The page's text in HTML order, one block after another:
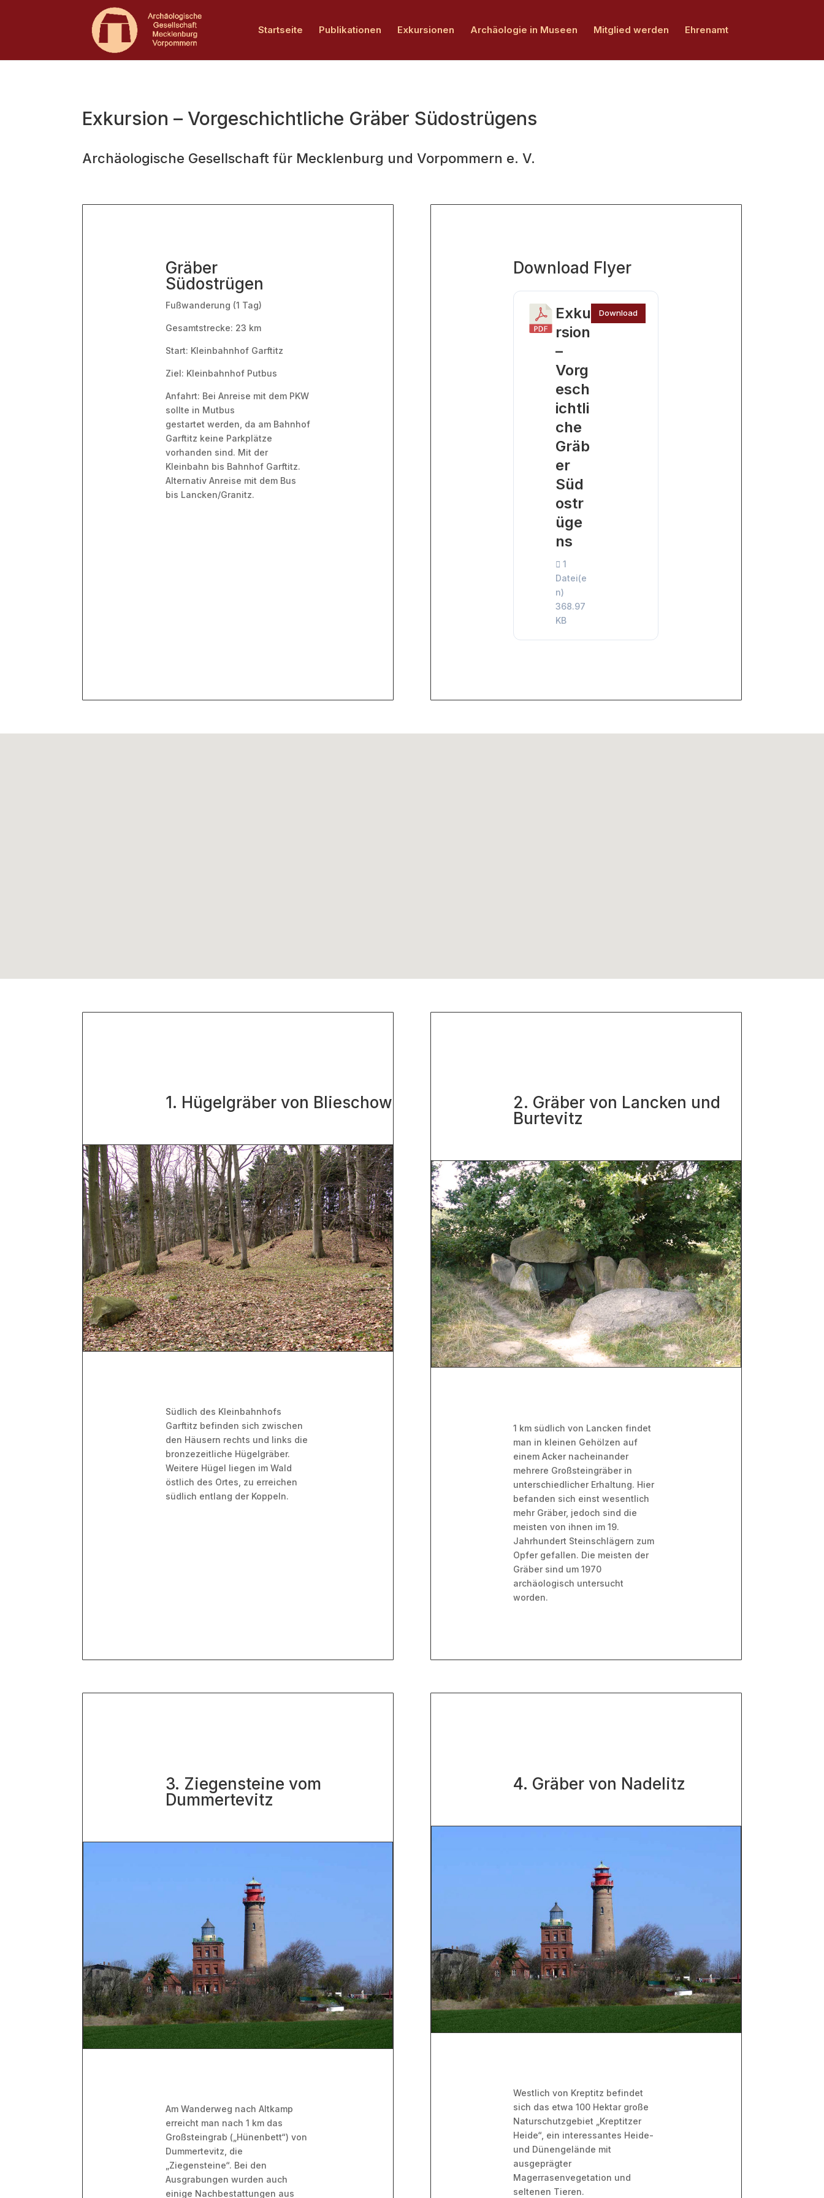
Startseite Publikationen Exkursionen Archäologie in Museen Mitglied werden Ehrenamt
Exkursion – Vorgeschichtliche Gräber Südostrügens
Archäologische Gesellschaft für Mecklenburg und Vorpommern e. V.
Gräber
Südostrügen
Fußwanderung (1 Tag)
Gesamtstrecke: 23 km
Start: Kleinbahnhof Garftitz
Ziel: Kleinbahnhof Putbus
Anfahrt: Bei Anreise mit dem PKW
sollte in Mutbus
gestartet werden, da am Bahnhof
Garftitz keine Parkplätze
vorhanden sind. Mit der
Kleinbahn bis Bahnhof Garftitz.
Alternativ Anreise mit dem Bus
bis Lancken/Granitz.
Download Flyer
Exku
rsion
–
Vorg
esch
ichtli
che
Gräb
er
Süd
ostr
üge
ns
1
Datei(e
n)
368.97
KB
Download
1. Hügelgräber von Blieschow
Südlich des Kleinbahnhofs
Garftitz befinden sich zwischen
den Häusern rechts und links die
bronzezeitliche Hügelgräber.
Weitere Hügel liegen im Wald
östlich des Ortes, zu erreichen
südlich entlang der Koppeln.
2. Gräber von Lancken und
Burtevitz
1 km südlich von Lancken findet
man in kleinen Gehölzen auf
einem Acker nacheinander
mehrere Großsteingräber in
unterschiedlicher Erhaltung. Hier
befanden sich einst wesentlich
mehr Gräber, jedoch sind die
meisten von ihnen im 19.
Jahrhundert Steinschlägern zum
Opfer gefallen. Die meisten der
Gräber sind um 1970
archäologisch untersucht
worden.
3. Ziegensteine vom
Dummertevitz
Am Wanderweg nach Altkamp
erreicht man nach 1 km das
Großsteingrab („Hünenbett“) von
Dummertevitz, die
„Ziegensteine“. Bei den
Ausgrabungen wurden auch
einige Nachbestattungen aus
4. Gräber von Nadelitz
Westlich von Kreptitz befindet
sich das etwa 100 Hektar große
Naturschutzgebiet „Kreptitzer
Heide“, ein interessantes Heide-
und Dünengelände mit
ausgeprägter
Magerrasenvegetation und
seltenen Tieren.